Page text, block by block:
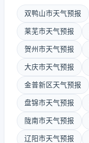
双鸭山市天气预报
莱芜市天气预报
贺州市天气预报
大庆市天气预报
金普新区天气预报
盘锦市天气预报
陇南市天气预报
辽阳市天气预报